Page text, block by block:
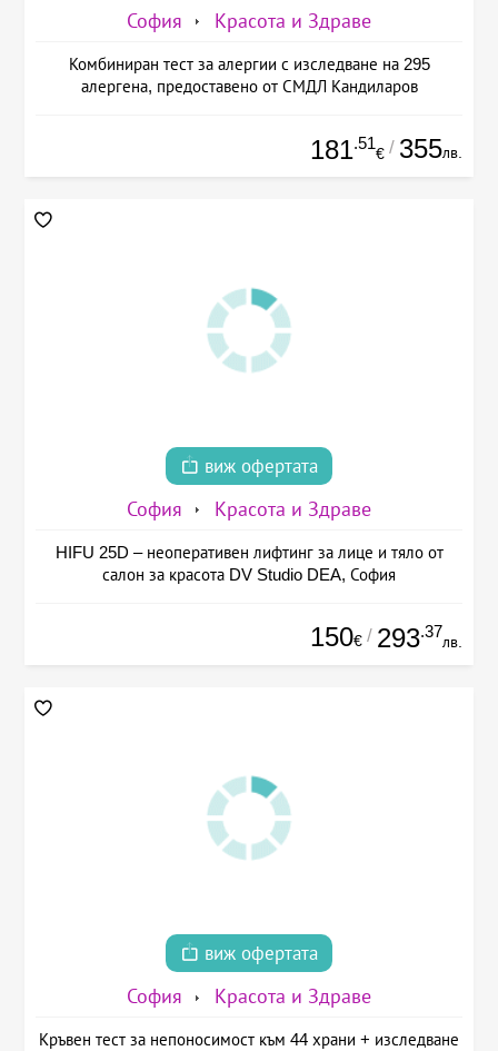
София Красота и Здраве
Комбиниран тест за алергии с изследване на 295
алергена, предоставено от СМДЛ Кандиларов
181.51
€ / 355лв.
виж офертата
София Красота и Здраве
HIFU 25D – неоперативен лифтинг за лице и тяло от
салон за красота DV Studio DEA, София
150€ / 293.37
лв.
виж офертата
София Красота и Здраве
Кръвен тест за непоносимост към 44 храни + изследване